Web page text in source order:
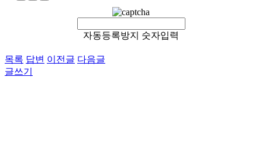
자동등록방지 숫자입력
목록 답변 이전글 다음글
글쓰기